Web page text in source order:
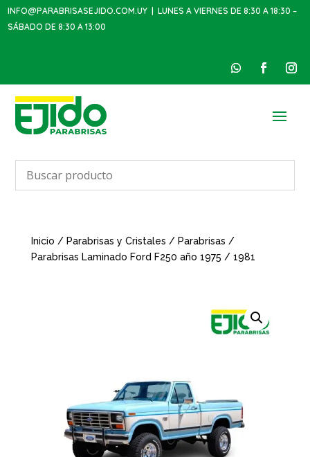
INFO@PARABRISASEJIDO.COM.UY | LUNES A VIERNES DE 8:30 A 18:30 –
SÁBADO DE 8:30 A 13:00
Inicio / Parabrisas y Cristales / Parabrisas /
Parabrisas Laminado Ford F250 año 1975 / 1981